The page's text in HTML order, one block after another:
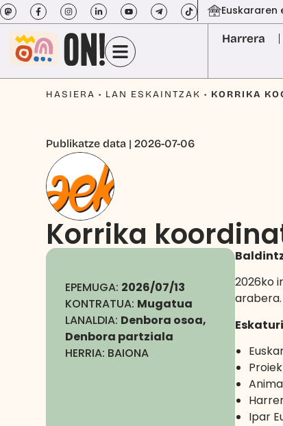
Euskararen
Harrera
HASIERA • LAN ESKAINTZAK • KORRIKA
Publikatze data | 2026-07-06
Korrika
EPEMUGA: 2026/07/13
KONTRATUA: Mugatua
LANALDIA: Denbora osoa,
Denbora partziala
HERRIA: BAIONA
2026ko
arabera.
Ipar